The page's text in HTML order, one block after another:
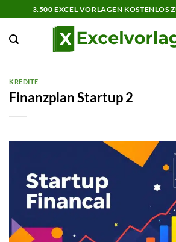
Inhalt
springen
3.500 EXCEL VORLAGEN KOSTENLOS
KREDITE
Finanzplan Startup 2